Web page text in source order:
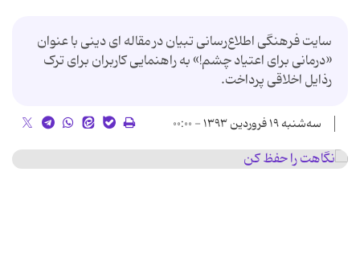
سایت فرهنگی اطلاع‌رسانی تبیان در مقاله ای دینی با عنوان
«درمانی برای اعتیاد چشم!» به راهنمایی کاربران برای ترک
رذایل اخلاقی پرداخت.
سه‌شنبه ۱۹ فروردین ۱۳۹۳ - ۰۰:۰۰